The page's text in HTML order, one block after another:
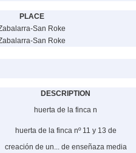
PLACE
San Roke
San Roke
DESCRIPTION
huerta de la finca n
huerta de la finca nº 11 y 13 de
creación de un... de enseñaza media